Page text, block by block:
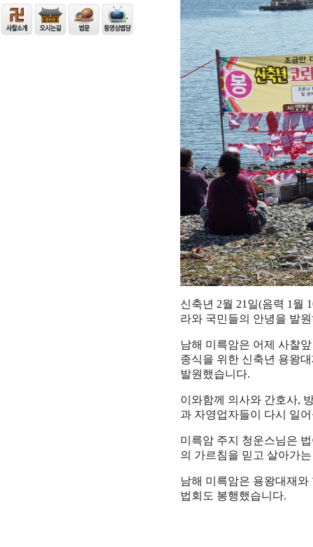
신축년 2월 21 일(음력 1 월
라와 국민들의 안녕을 발
남해 미륵암은 어제 사찰
종식을 위한 신축년 용왕
발원했습니다.
이와함께 의사와 간호사,
과 자영업자들이 다시 일
미륵암 주지 청운스님은
의 가르침을 믿고 살아가
남해 미륵암은 용왕대재
법회도 봉행했습니다.